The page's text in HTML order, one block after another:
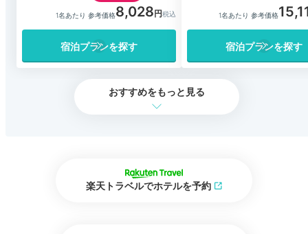
1名あたり 参考価格8,028
宿泊プランを探す
1名あたり 参考価格
宿泊プランを探す
おすすめをもっと見る
楽天トラベルでホテルを予約